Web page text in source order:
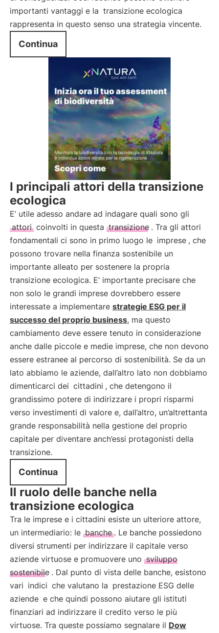
importanti vantaggi e la transizione ecologica
rappresenta in questo senso una strategia vincente.
Continua
I principali attori della transizione
ecologica
E’ utile adesso andare ad indagare quali sono gli
attori coinvolti in questa transizione . Tra gli attori
fondamentali ci sono in primo luogo le imprese , che
possono trovare nella finanza sostenibile un
importante alleato per sostenere la propria
transizione ecologica. E’ importante precisare che
non solo le grandi imprese dovrebbero essere
interessate a implementare strategie ESG per il
successo del proprio business, ma questo
cambiamento deve essere tenuto in considerazione
anche dalle piccole e medie imprese, che non devono
essere estranee al percorso di sostenibilità. Se da un
lato abbiamo le aziende, dall’altro lato non dobbiamo
dimenticarci dei cittadini , che detengono il
grandissimo potere di indirizzare i propri risparmi
verso investimenti di valore e, dall’altro, un’altrettanta
grande responsabilità nella gestione del proprio
capitale per diventare anch’essi protagonisti della
transizione.
Continua
Il ruolo delle banche nella
transizione ecologica
Tra le imprese e i cittadini esiste un ulteriore attore,
un intermediario: le banche . Le banche possiedono
diversi strumenti per indirizzare il capitale verso
aziende virtuose e promuovere uno sviluppo
sostenibile . Dal punto di vista delle banche, esistono
vari indici che valutano la prestazione ESG delle
aziende e che quindi possono aiutare gli istituti
finanziari ad indirizzare il credito verso le più
virtuose. Tra queste possiamo segnalare il Dow